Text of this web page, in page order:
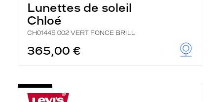
Lunettes de soleil
Chloé
CH0144S 002 VERT FONCE BRILL
365,00 €